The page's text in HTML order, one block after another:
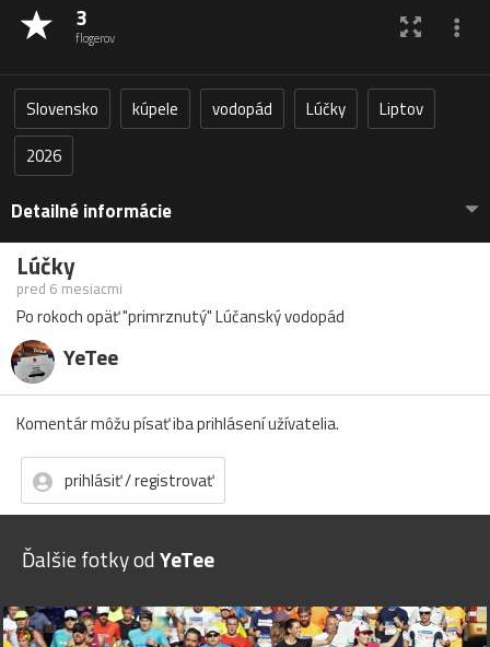
3
flogerov
Slovensko kúpele vodopád Lúčky
Liptov
2026
Detailné informácie
Lúčky
pred 6 mesiacmi
Po rokoch opäť "primrznutý" Lúčanský vodopád
YeTee
Komentár môžu písať iba prihlásení užívatelia.
prihlásiť / registrovať
Ďalšie fotky odYeTee